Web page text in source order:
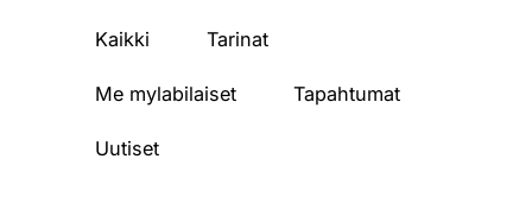
Kaikki Tarinat
Me mylabilaiset Tapahtumat
Uutiset